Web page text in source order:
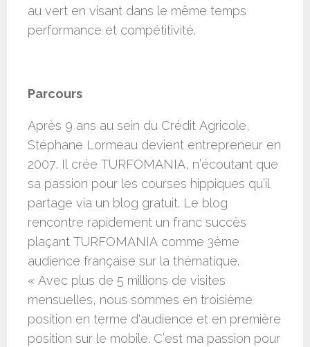
au vert en visant dans le même temps
performance et compétitivité.
Parcours
Après 9 ans au sein du Crédit Agricole,
Stéphane Lormeau devient entrepreneur en
2007. Il crée TURFOMANIA, n’écoutant que
sa passion pour les courses hippiques qu’il
partage via un blog gratuit. Le blog
rencontre rapidement un franc succès
plaçant TURFOMANIA comme 3ème
audience française sur la thématique.
« Avec plus de 5 millions de visites
mensuelles, nous sommes en troisième
position en terme d'audience et en première
position sur le mobile. C’est ma passion pour